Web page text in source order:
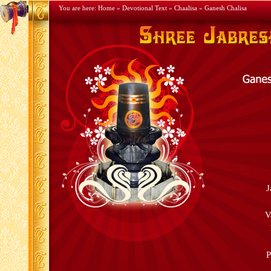
You are here: Home » Devotional Text » Chaalisa » Ganesh Chalisa